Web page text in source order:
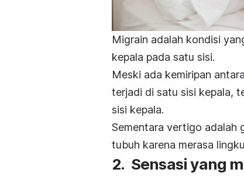
Migrain adalah kondisi
kepala pada satu sisi.
Meski ada kemiripan antara
terjadi di satu sisi kepala,
sisi kepala.
Sementara vertigo adalah
tubuh karena merasa
2. Sensasi yang